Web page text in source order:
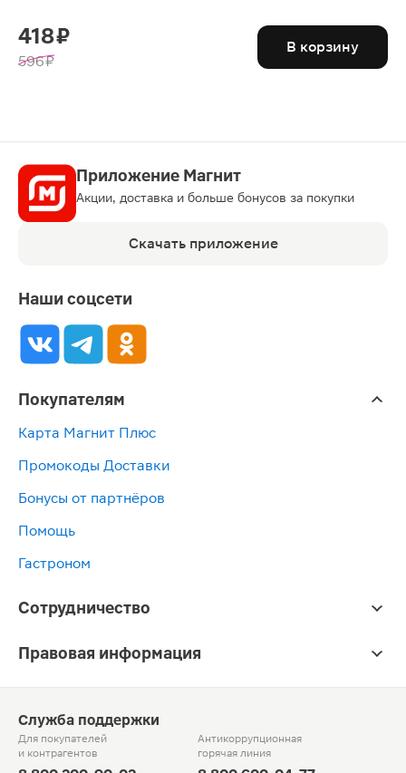
418 ₽
596 ₽
В корзину
Приложение Магнит
Акции, доставка и больше бонусов за покупки
Скачать приложение
Наши соцсети
Покупателям
Карта Магнит Плюс
Промокоды Доставки
Бонусы от партнёров
Помощь
Гастроном
Сотрудничество
Правовая информация
Служба поддержки
Для покупателей
и контрагентов
Антикоррупционная
горячая линия